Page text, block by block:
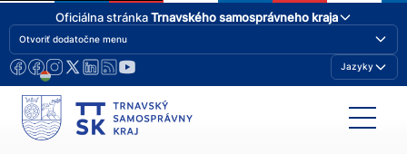
Oficiálna stránkaTrnavského samosprávneho kraja
Otvoriť dodatočne menu
Jazyky